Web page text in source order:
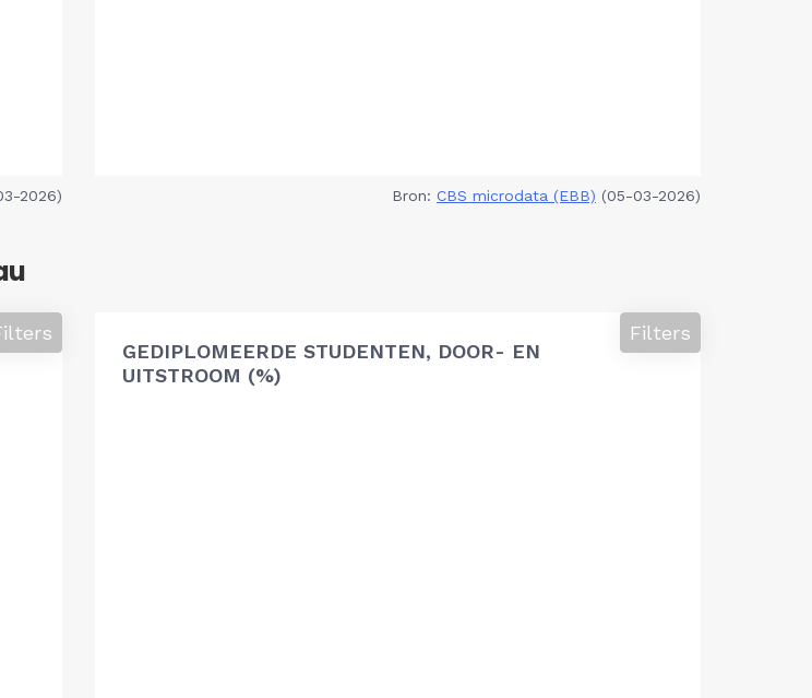
2026) Bron: CBS microdata (EBB) (05-03-2026)
GEDIPLOMEERDE STUDENTEN, DOOR- EN
UITSTROOM (%)
Filters